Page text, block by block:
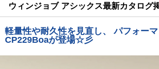
ウィンジョブ アシックス最新カタログ
軽量性や耐久性を見直し、 パフォー
CP229Boaが登場☆彡